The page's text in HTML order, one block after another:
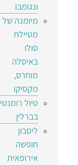
ונגומבו
מיומנה של
מטיילת
סולו
באיסלה
מוחרס,
מקסיקו
טיול רומנטי
בברלין
ליסבון
חופשה
אירופאית